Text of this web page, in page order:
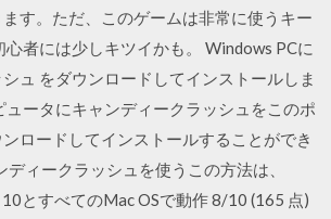
す。ただ、このゲームは非常に使うキー
心者には少しキツイかも。 Windows PCに
ュ をダウンロードしてインストールしま
ュータにキャンディークラッシュをこのポ
ロードしてインストールすることができ
ディークラッシュを使うこの方法は、
とすべてのMac OSで動作 8/10 (165 点)